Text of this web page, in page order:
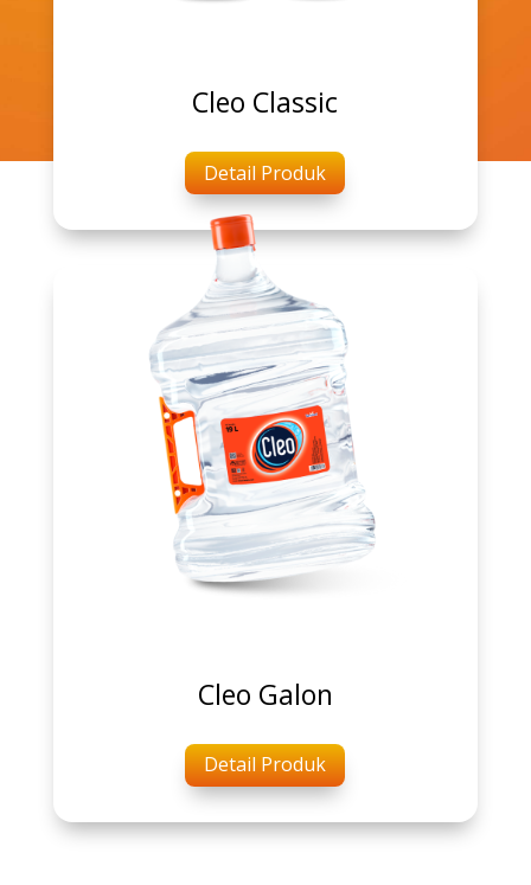
Cleo Classic
Detail Produk
Cleo Galon
Detail Produk